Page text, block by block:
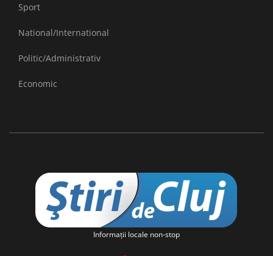
Sport
National/International
Politic/Administrativ
Economic
Informaţii locale non-stop